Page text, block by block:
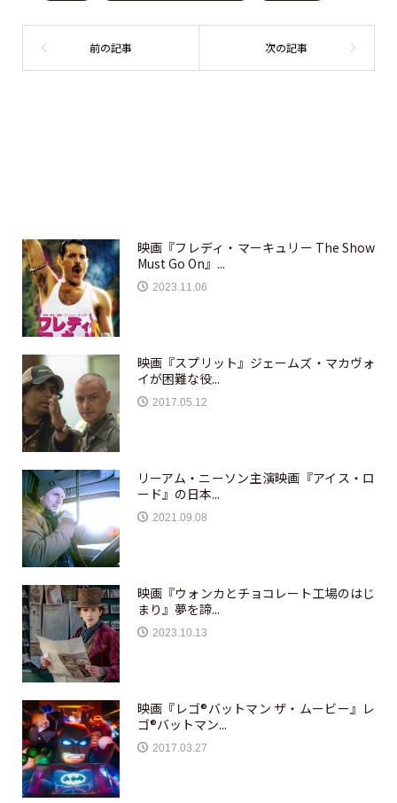
映画『フレディ・マーキュリー The Show
Must Go On』...
2023.11.06
映画『スプリット』ジェームズ・マカヴォ
イが困難な役...
2017.05.12
リーアム・ニーソン主演映画『アイス・ロ
ード』の日本...
2021.09.08
映画『ウォンカとチョコレート工場のはじ
まり』夢を諦...
2023.10.13
映画『レゴ®バットマン ザ・ムービー』レ
ゴ®バットマン...
2017.03.27